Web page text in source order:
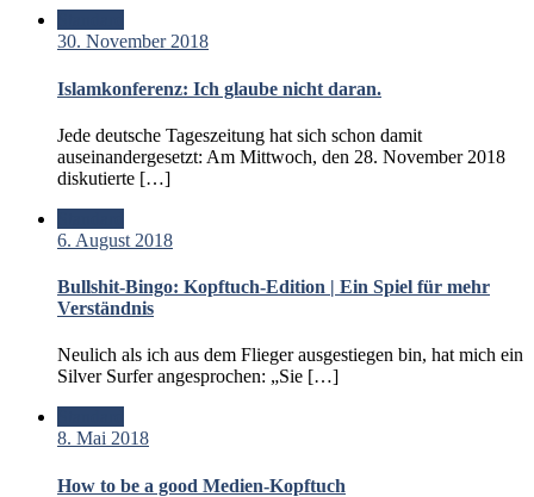
30. November 2018
Islamkonferenz: Ich glaube nicht daran.
Jede deutsche Tageszeitung hat sich schon damit
auseinandergesetzt: Am Mittwoch, den 28. November 2018
diskutierte […]
6. August 2018
Bullshit-Bingo: Kopftuch-Edition | Ein Spiel für mehr
Verständnis
Neulich als ich aus dem Flieger ausgestiegen bin, hat mich ein
Silver Surfer angesprochen: „Sie […]
8. Mai 2018
How to be a good Medien-Kopftuch